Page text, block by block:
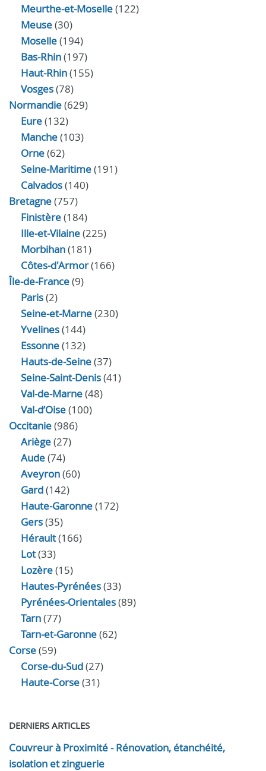
Meurthe-et-Moselle(122)
Meuse(30)
Moselle(194)
Bas-Rhin(197)
Haut-Rhin(155)
Vosges(78)
Normandie(629)
Eure(132)
Manche(103)
Orne(62)
Seine-Maritime(191)
Calvados(140)
Bretagne(757)
Finistère(184)
Ille-et-Vilaine(225)
Morbihan(181)
Côtes-d'Armor(166)
Île-de-France(9)
Paris(2)
Seine-et-Marne(230)
Yvelines(144)
Essonne(132)
Hauts-de-Seine(37)
Seine-Saint-Denis(41)
Val-de-Marne(48)
Val-d’Oise(100)
Occitanie(986)
Ariège(27)
Aude(74)
Aveyron(60)
Gard(142)
Haute-Garonne(172)
Gers(35)
Hérault(166)
Lot(33)
Lozère(15)
Hautes-Pyrénées(33)
Pyrénées-Orientales(89)
Tarn(77)
Tarn-et-Garonne(62)
Corse(59)
Corse-du-Sud(27)
Haute-Corse(31)
DERNIERS ARTICLES
Couvreur à Proximité - Rénovation, étanchéité,
isolation et zinguerie